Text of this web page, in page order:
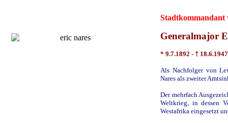
Stadtkommandant
Generalmajor
* 9.7.1892 - † 18.6.1947
Als Nachfolger von
Nares als zweiter
Der mehrfach
Weltkrieg, in dessen
Westafrika eingesetzt